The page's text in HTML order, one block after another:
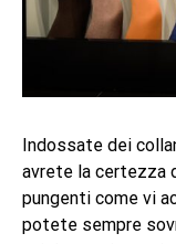
Indossate dei
avrete la certezza
pungenti come vi
potete sempre